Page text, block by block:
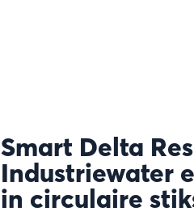
Smart Delta
Industriewater
in circulaire